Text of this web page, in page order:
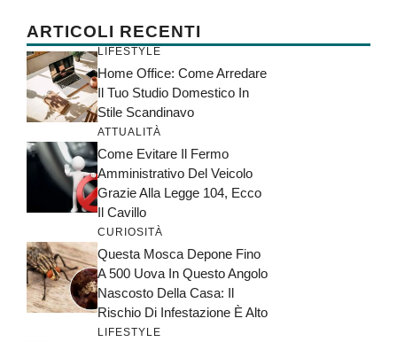
ARTICOLI RECENTI
LIFESTYLE
Home Office: Come Arredare
Il Tuo Studio Domestico In
Stile Scandinavo
ATTUALITÀ
Come Evitare Il Fermo
Amministrativo Del Veicolo
Grazie Alla Legge 104, Ecco
Il Cavillo
CURIOSITÀ
Questa Mosca Depone Fino
A 500 Uova In Questo Angolo
Nascosto Della Casa: Il
Rischio Di Infestazione È Alto
LIFESTYLE